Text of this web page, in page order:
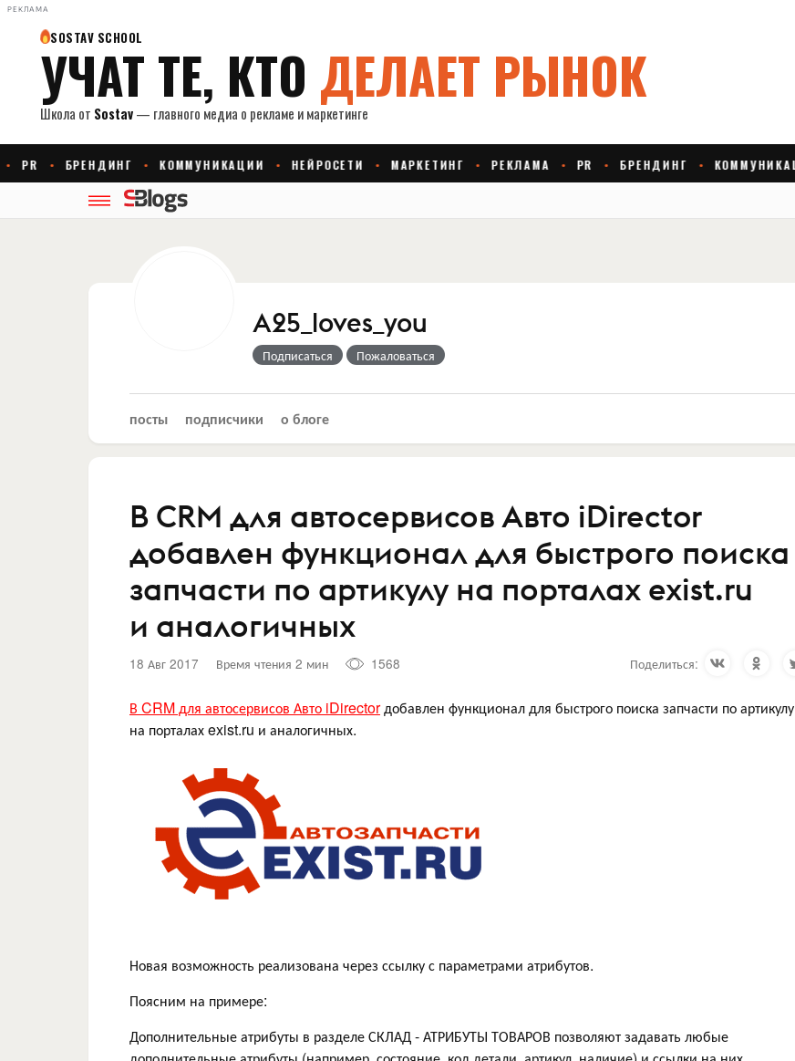
РЕКЛАМА
A25_loves_you
Подписаться Пожаловаться
посты подписчики о блоге
В CRM для автосервисов Авто iDirector
добавлен функционал для быстрого поиска
запчасти по артикулу на порталах exist.ru
и аналогичных
18 Авг 2017 Время чтения 2 мин 1568 Поделиться:
В CRM для автосервисов Авто iDirectorдобавлен функционал для быстрого поиска запчасти по артикулу
на порталах exist.ru и аналогичных.
Новая возможность реализована через ссылку с параметрами атрибутов.
Поясним на примере:
Дополнительные атрибуты в разделе СКЛАД - АТРИБУТЫ ТОВАРОВ позволяют задавать любые